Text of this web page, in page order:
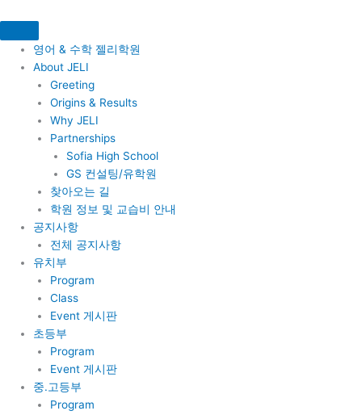
텐
츠
영어 & 수학 젤리학원
About JELI
Greeting
Origins & Results
Why JELI
Partnerships
Sofia High School
GS 컨설팅/유학원
찾아오는 길
학원 정보 및 교습비 안내
공지사항
전체 공지사항
유치부
Program
Class
Event 게시판
초등부
Program
Event 게시판
중.고등부
Program